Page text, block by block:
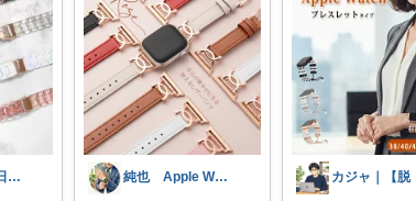
りょーまる@日用品×ファッション 純也 Apple Watch関連紹介